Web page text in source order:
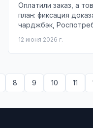
Оплатили заказ, а
план: фиксация
чарджбэк,
12 июня 2026 г.
8 9 10 11